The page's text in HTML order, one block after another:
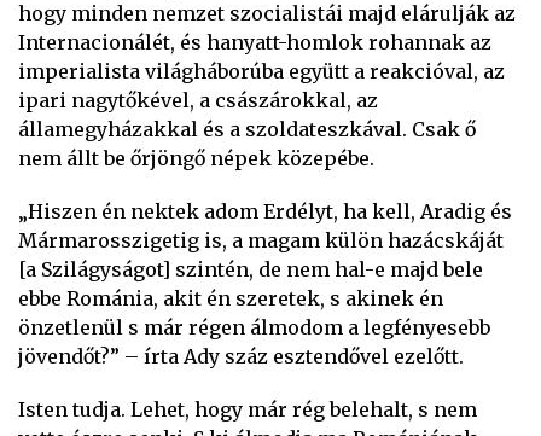
hogy minden nemzet szocialistái majd elárulják az
Internacionálét, és hanyatt-homlok rohannak az
imperialista világháborúba együtt a reakcióval, az
ipari nagytőkével, a császárokkal, az
államegyházakkal és a szoldateszkával. Csak ő
nem állt be őrjöngő népek közepébe.
„Hiszen én nektek adom Erdélyt, ha kell, Aradig és
Mármarosszigetig is, a magam külön hazácskáját
[a Szilágyságot] szintén, de nem hal-e majd bele
ebbe Románia, akit én szeretek, s akinek én
önzetlenül s már régen álmodom a legfényesebb
jövendőt?” – írta Ady száz esztendővel ezelőtt.
Isten tudja. Lehet, hogy már rég belehalt, s nem